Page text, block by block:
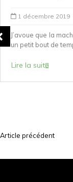
1 décembre 2019
J’avoue que la
un petit bout de
Lire la suite
N
Article précédent